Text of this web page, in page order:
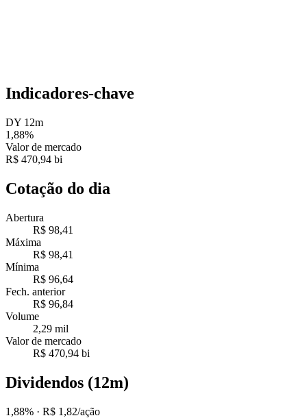
Indicadores-chave
DY 12m
1,88%
Valor de mercado
R$ 470,94 bi
Cotação do dia
Abertura
R$ 98,41
Máxima
R$ 98,41
Mínima
R$ 96,64
Fech. anterior
R$ 96,84
Volume
2,29 mil
Valor de mercado
R$ 470,94 bi
Dividendos (12m)
1,88% · R$ 1,82/ação